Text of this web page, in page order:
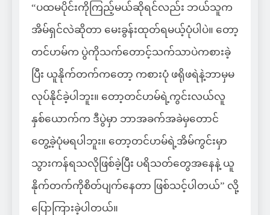
“ပထမပိုင်းကိုကြည့်မယ်ဆိုရင်လည်း ဘယ်သူက
အိမ်ရှင်လဲဆိုတာ မေးခွန်းထုတ်ရမယ့်ပုံပါပဲ။ တော့
တင်ဟမ်က ပွဲကိုသက်တောင့်သက်သာပဲကစားခဲ့
ပြီး ယူနိုက်တက်ကတော့ ကစားပုံ ဖရိုဖရဲနဲ့ဘာမှမ
လုပ်နိုင်ခဲ့ပါဘူး။ တော့တင်ဟမ်ရဲ့ကွင်းလယ်လူ
နှစ်ယောက်က ဒီပွဲမှာ ဘာအခက်အခဲမှတောင်
တွေ့ခဲ့ပုံမရပါဘူး။ တော့တင်ဟမ်ရဲ့အိမ်ကွင်းမှာ
သွားကန်ရသလိုဖြစ်ခဲ့ပြီး ပရိသတ်တွေအနေနဲ့ ယူ
နိုက်တက်ကိုစိတ်ပျက်နေတာ ဖြစ်သင့်ပါတယ်” လို့
ပြောကြားခဲ့ပါတယ်။